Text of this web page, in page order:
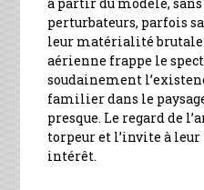
perturbateurs, parfois
leur matérialité
aérienne frappe le
soudainement
familier dans le
presque. Le regard de
torpeur et l’invite à
intérêt.